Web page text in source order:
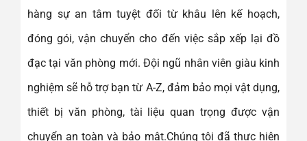
hàng sự an tâm tuyệt đối từ khâu lên kế hoạch,
đóng gói, vận chuyển cho đến việc sắp xếp lại đồ
đạc tại văn phòng mới. Đội ngũ nhân viên giàu kinh
nghiệm sẽ hỗ trợ bạn từ A-Z, đảm bảo mọi vật dụng,
thiết bị văn phòng, tài liệu quan trọng được vận
chuyển an toàn và bảo mật.Chúng tôi đã thực hiện